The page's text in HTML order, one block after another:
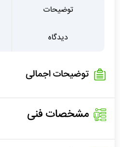
توضیحات
دیدگاه
توضیحات اجمالی
مشخصات فنی